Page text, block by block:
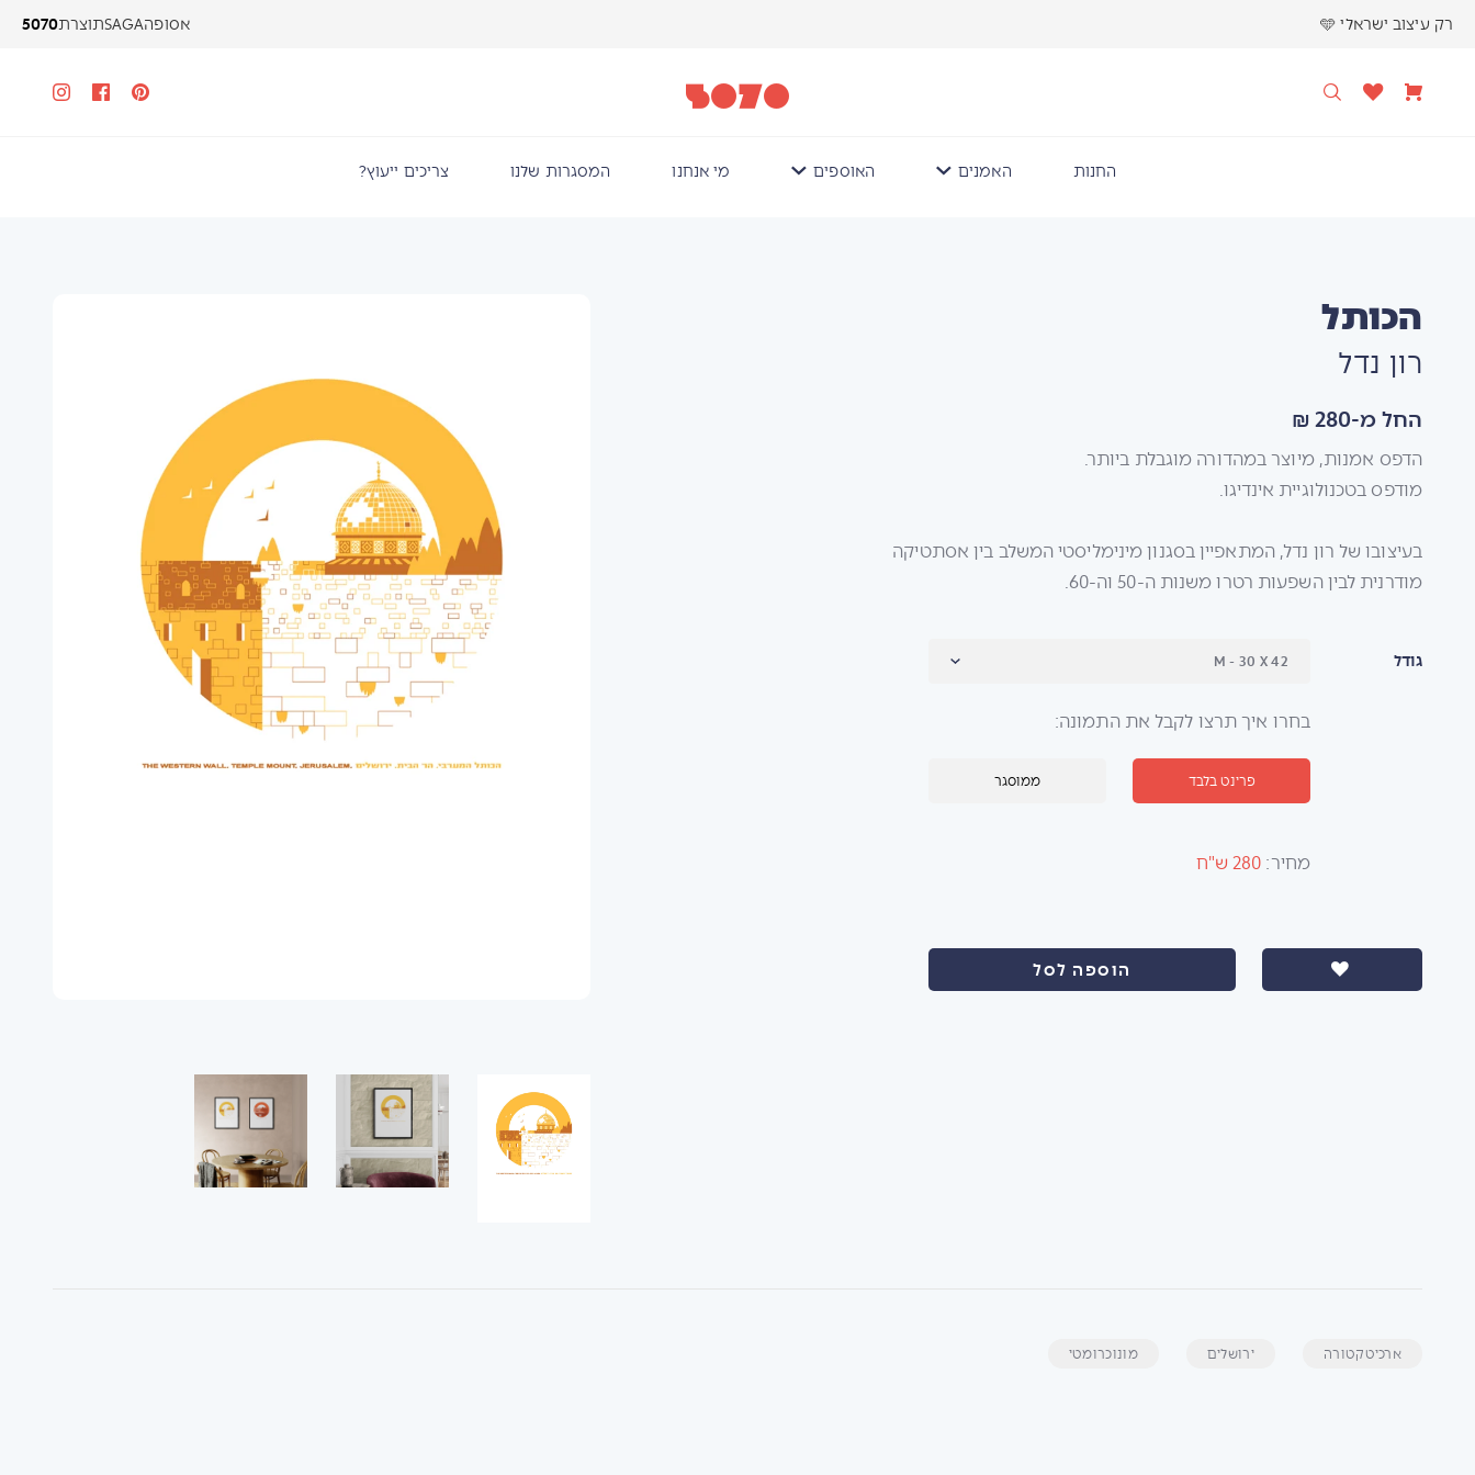
רק עיצוב ישראלי 🩵 אסופהSAGAתוצרת5070
החנות האמנים האוספים מי אנחנו המסגרות שלנו צריכים ייעוץ?
הכותל
רון נדל
החל מ-280 ₪
הדפס אמנות, מיוצר במהדורה מוגבלת ביותר.
מודפס בטכנולוגיית אינדיגו.
בעיצובו של רון נדל, המתאפיין בסגנון מינימליסטי המשלב בין אסתטיקה
מודרנית לבין השפעות רטרו משנות ה-50 וה-60.
גודל
בחרו איך תרצו לקבל את התמונה:
פרינט בלבד ממוסגר
מחיר: 280 ש"ח
הוספה לסל
ארכיטקטורה ירושלים מונוכרומטי